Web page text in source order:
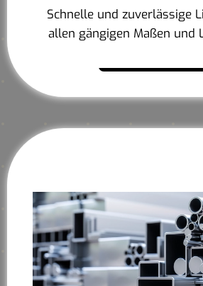
Schnelle und zuverlässige
allen gängigen Maßen und